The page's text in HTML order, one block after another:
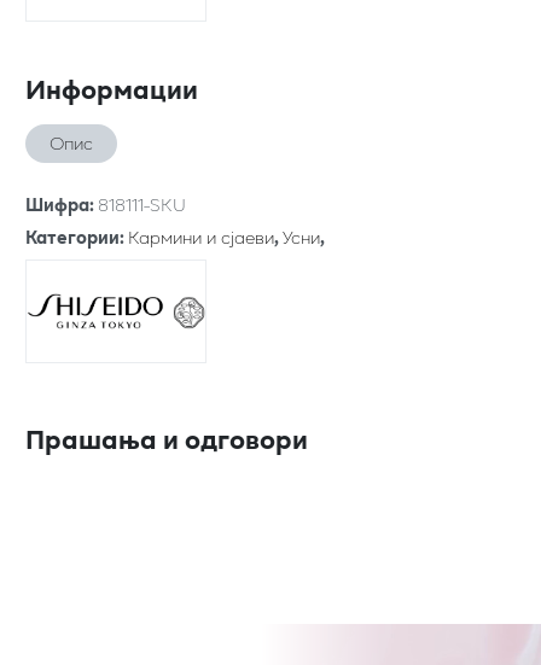
Информации
Опис
Шифра:818111-SKU
Категории:Кармини и сјаеви,Усни,
Прашања и одговори